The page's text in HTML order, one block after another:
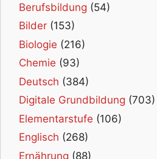
Berufsbildung (54)
Bilder (153)
Biologie (216)
Chemie (93)
Deutsch (384)
Digitale Grundbildung (703)
Elementarstufe (106)
Englisch (268)
Ernährung (88)